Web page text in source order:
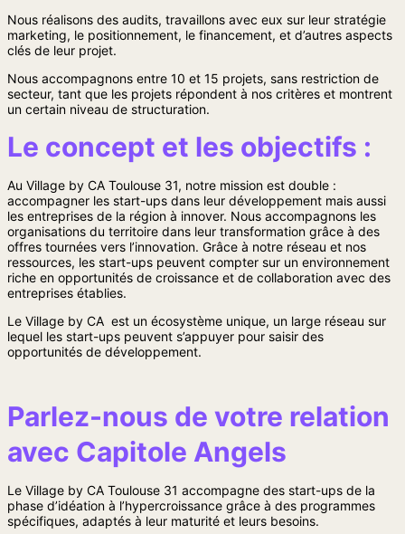
Nous réalisons des audits, travaillons avec eux sur leur stratégie
marketing, le positionnement, le financement, et d’autres aspects
clés de leur projet.
Nous accompagnons entre 10 et 15 projets, sans restriction de
secteur, tant que les projets répondent à nos critères et montrent
un certain niveau de structuration.
Le concept et les objectifs :
Au Village by CA Toulouse 31, notre mission est double :
accompagner les start-ups dans leur développement mais aussi
les entreprises de la région à innover. Nous accompagnons les
organisations du territoire dans leur transformation grâce à des
offres tournées vers l’innovation. Grâce à notre réseau et nos
ressources, les start-ups peuvent compter sur un environnement
riche en opportunités de croissance et de collaboration avec des
entreprises établies.
Le Village by CA est un écosystème unique, un large réseau sur
lequel les start-ups peuvent s’appuyer pour saisir des
opportunités de développement.
Parlez-nous de votre relation
avec Capitole Angels
Le Village by CA Toulouse 31 accompagne des start-ups de la
phase d’idéation à l’hypercroissance grâce à des programmes
spécifiques, adaptés à leur maturité et leurs besoins.